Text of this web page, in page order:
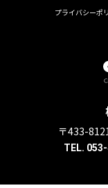
プライバシーポ
〒433-
TEL.